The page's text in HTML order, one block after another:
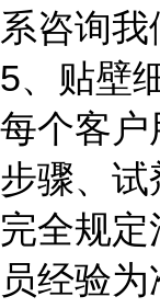
系咨询我
5、贴壁
每个客户
步骤、
完全规定
员经验